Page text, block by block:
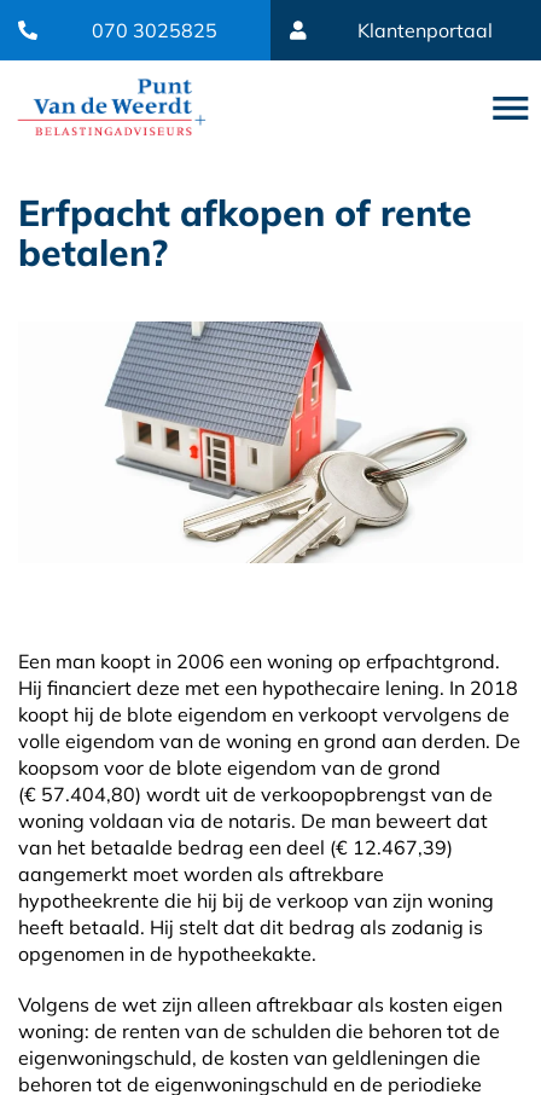
070 3025825 Klantenportaal
Erfpacht afkopen of rente
betalen?
Een man koopt in 2006 een woning op erfpachtgrond.
Hij financiert deze met een hypothecaire lening. In 2018
koopt hij de blote eigendom en verkoopt vervolgens de
volle eigendom van de woning en grond aan derden. De
koopsom voor de blote eigendom van de grond
(€ 57.404,80) wordt uit de verkoopopbrengst van de
woning voldaan via de notaris. De man beweert dat
van het betaalde bedrag een deel (€ 12.467,39)
aangemerkt moet worden als aftrekbare
hypotheekrente die hij bij de verkoop van zijn woning
heeft betaald. Hij stelt dat dit bedrag als zodanig is
opgenomen in de hypotheekakte.
Volgens de wet zijn alleen aftrekbaar als kosten eigen
woning: de renten van de schulden die behoren tot de
eigenwoningschuld, de kosten van geldleningen die
behoren tot de eigenwoningschuld en de periodieke